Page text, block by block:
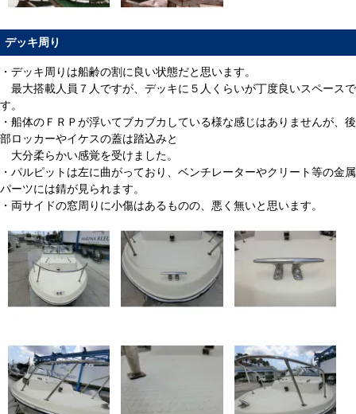
デッキ周り
・デッキ周りは船齢の割に良い状態だと思います。
最大搭載人員７人ですが、デッキに５人くらいが丁度良いスペースで
す。
・船体のＦＲＰが浮いてブカブカしている様な感じはありませんが、後
部ロッカーやイケスの蓋は踏込みと
大分柔らかい感覚を受けました。
・パルピットは左に曲がっており、ベンチレーターやクリート等の金属
パーツには錆が見られます。
・両サイドの窓周りに小傷はあるものの、悪く無いと思います。